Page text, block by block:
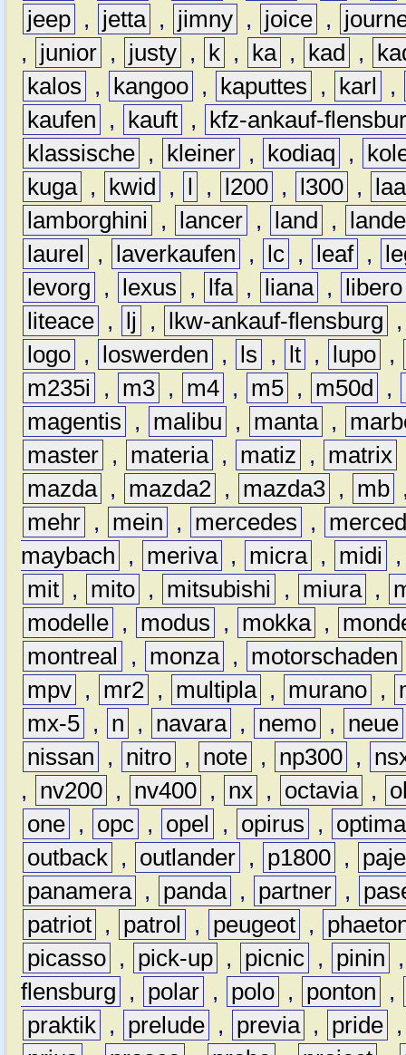
jeep , jetta , jimny , joice ,
,
junior , justy , k , ka , kad ,
kalos
, kangoo , kaputtes , karl
,
kaufen
, kauft ,
kfz-ankauf-
klassische , kleiner , kodiaq ,
kuga , kwid , l , l200 , l300 ,
lamborghini
, lancer , land ,
laurel
, laverkaufen , lc , leaf ,
levorg
, lexus , lfa , liana ,
libero
liteace , lj , lkw-ankauf-flensburg
logo , loswerden , ls , lt , lupo ,
m235i
, m3 , m4 , m5 , m50d ,
magentis
, malibu , manta ,
master , materia , matiz , matrix
mazda , mazda2 , mazda3 , mb
mehr , mein , mercedes ,
maybach
, meriva , micra , midi
mit , mito , mitsubishi , miura ,
modelle , modus , mokka ,
montreal
, monza , motorschaden
mpv , mr2 , multipla , murano ,
mx-5 , n , navara , nemo , neue
nissan
, nitro , note , np300 ,
,
nv200 , nv400 , nx , octavia ,
one , opc , opel , opirus ,
optima
outback , outlander , p1800 ,
panamera , panda , partner ,
patriot , patrol , peugeot ,
picasso , pick-up , picnic , pinin
flensburg
, polar , polo , ponton
,
praktik , prelude , previa , pride